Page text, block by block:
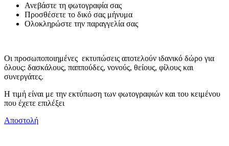
Ανεβάστε τη φωτογραφία σας
Προσθέσετε το δικό σας μήνυμα
Ολοκληρώστε την παραγγελία σας
Οι προσωποποιημένες εκτυπώσεις αποτελούν ιδανικό δώρο για
όλους: δασκάλους, παππούδες, νονούς, θείους, φίλους και
συνεργάτες.
Η τιμή είναι με την εκτύπωση των φωτογραφιών και του κειμένου
που έχετε επιλέξει
Αποστολή